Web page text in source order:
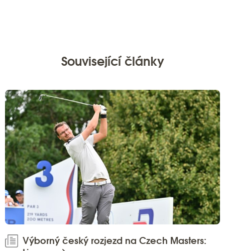
Související články
Výborný český rozjezd na Czech Masters: